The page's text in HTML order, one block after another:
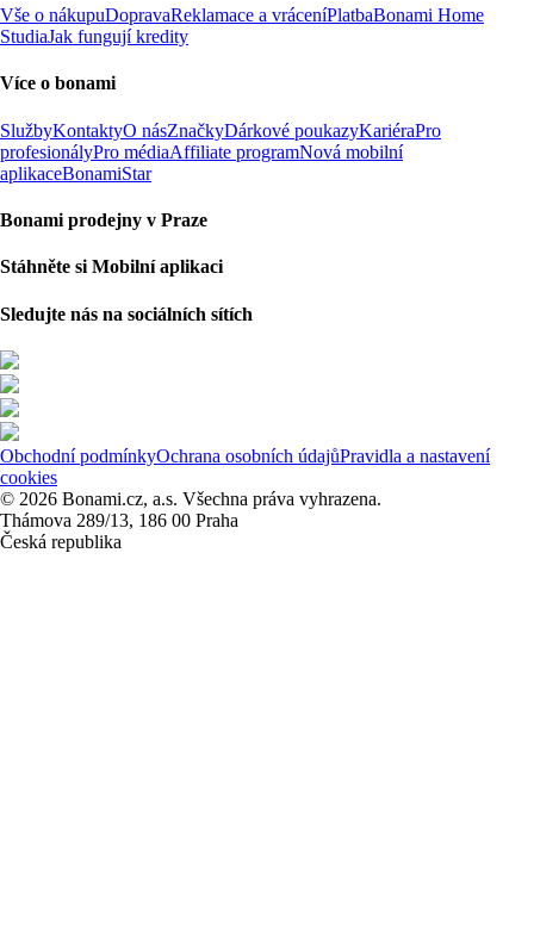
Vše o nákupuDopravaReklamace a vráceníPlatbaBonami Home
StudiaJak fungují kredity
Více o bonami
SlužbyKontaktyO násZnačkyDárkové poukazyKariéraPro
profesionályPro médiaAffiliate programNová mobilní
aplikaceBonamiStar
Bonami prodejny v Praze
Stáhněte si Mobilní aplikaci
Sledujte nás na sociálních sítích
Obchodní podmínkyOchrana osobních údajůPravidla a nastavení
cookies
© 2026 Bonami.cz, a.s. Všechna práva vyhrazena.
Thámova 289/13, 186 00 Praha
Česká republika